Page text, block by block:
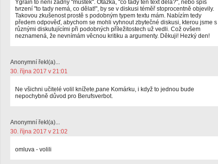
Ygrain to není žádný "můstek". Otázka, "co tady ten text dělá?", nebo spíš
tvrzení "to tady nemá, co dělat!", by se v diskusi téměř stoprocentně objevily.
Takovou zkušenost prostě s podobným typem textu mám. Nabízím tedy
předem odpověď, abychom se mohli vyhnout zbytečné diskusi, kterou jsme s
různými diskutujícími při podobných příležitostech už vedli. Což ovšem
neznamená, že nevnímám věcnou kritiku a argumenty. Děkuji! Hezký den!
Anonymní řekl(a)...
30. října 2017 v 21:01
Ne všichni učitelé volil knížete,pane Komárku, i když to jednou bude
nepochybně důvod pro Berufsverbot.
Anonymní řekl(a)...
30. října 2017 v 21:02
omluva - volili